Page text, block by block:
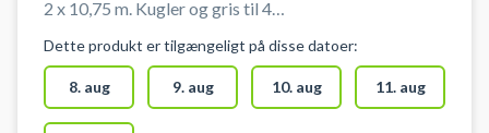
2 x 10,75 m. Kugler og gris til 4
Når du ankommer skal du
kontakte halvagten på tlf.nr. 72 68
56 62.
Dette produkt er tilgængeligt på disse datoer:
8. aug 9. aug 10. aug 11. aug